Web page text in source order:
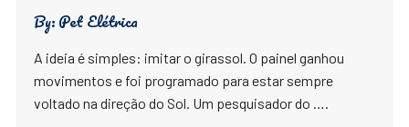
By:Pet Elétrica
A ideia é simples: imitar o girassol. O painel ganhou
movimentos e foi programado para estar sempre
voltado na direção do Sol. Um pesquisador do ….